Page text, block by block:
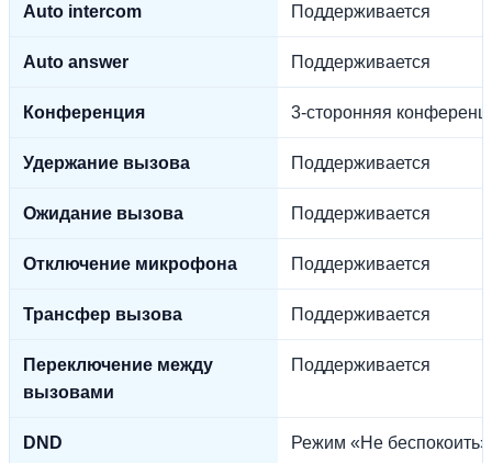
Auto intercom Поддерживается
Auto answer Поддерживается
Конференция 3-сторонняя
Удержание вызова Поддерживается
Ожидание вызова Поддерживается
Отключение микрофона Поддерживается
Трансфер вызова Поддерживается
Переключение между
вызовами
Поддерживается
DND Режим «Не беспокоить»